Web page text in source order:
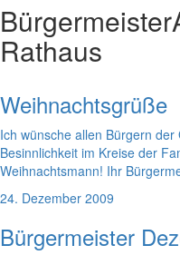
Bürgermeister
Rathaus
Weihnachtsgrüße
Ich wünsche allen Bürgern
Besinnlichkeit im Kreise der
Weihnachtsmann! Ihr
24. Dezember 2009
Bürgermeister